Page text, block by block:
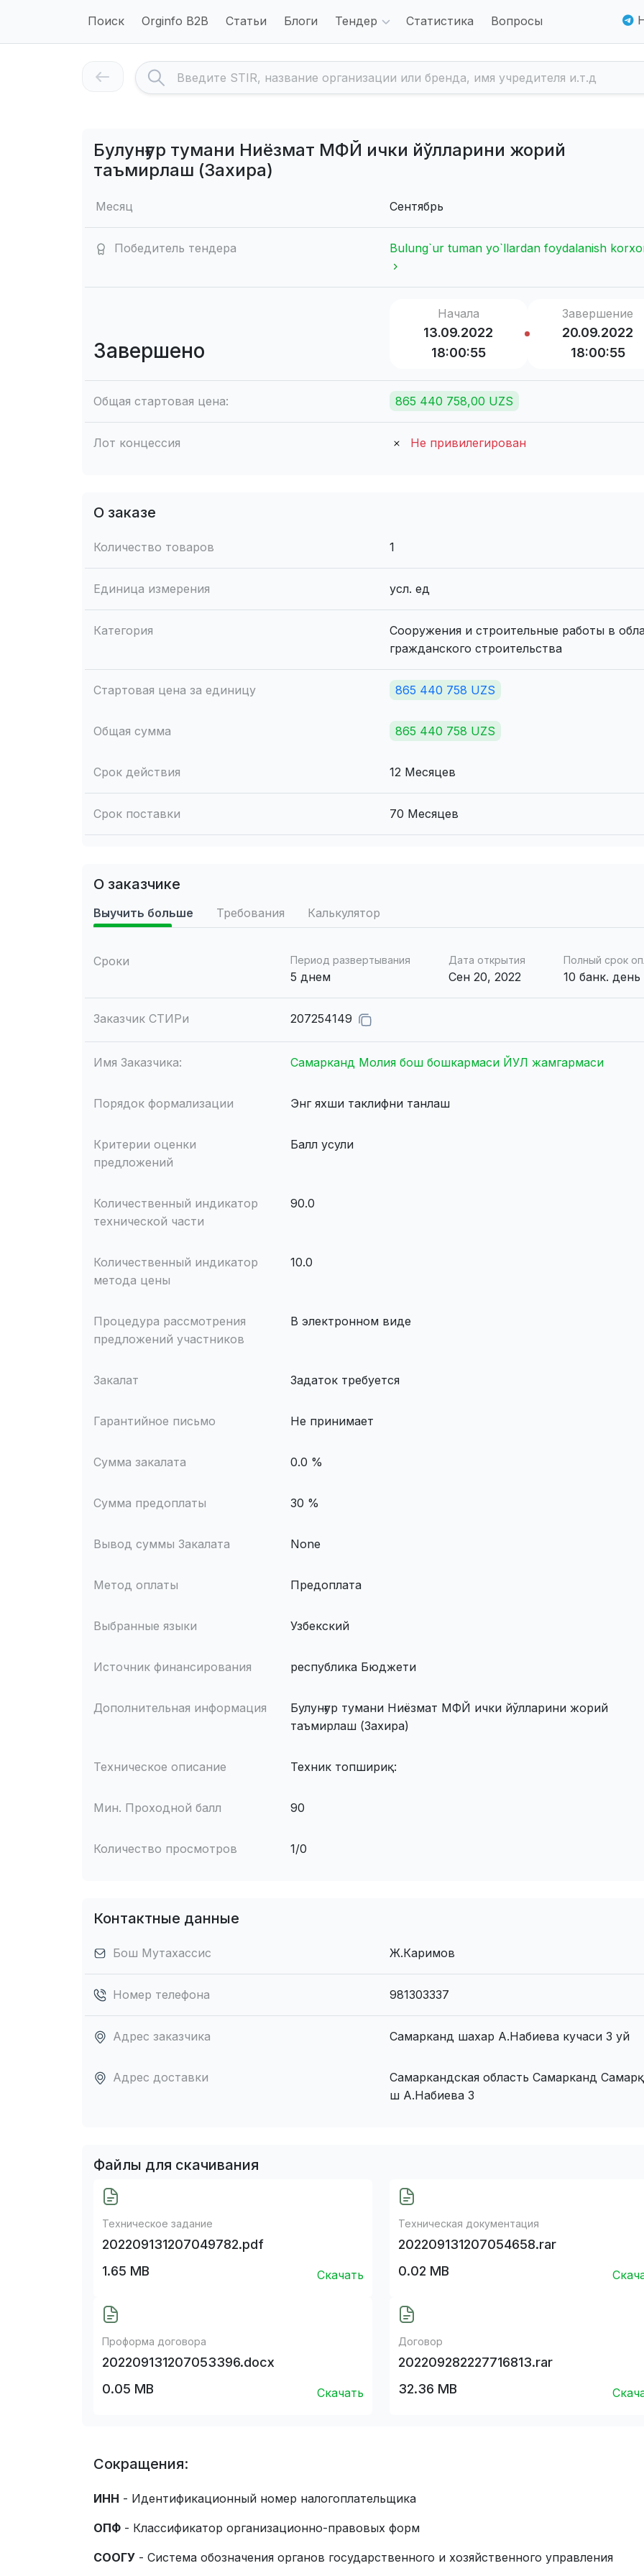
Поиск Orginfo B2B Статьи Блоги Тендер Статистика Вопросы
Булунғур тумани Ниёзмат МФЙ ички йўлларини жорий
таъмирлаш (Захира)
Месяц Сентябрь
Победитель тендера Bulung`ur tuman yo`llardan foydalanish
Завершено
Начала
13.09.2022
18:00:55
Завершение
20.09.2022
18:00:55
Общая стартовая цена: 865 440 758,00 UZS
Лот концессия Не привилегирован
О заказе
Количество товаров 1
Единица измерения усл. ед
Категория
Сооружения и строительные работы в
гражданского строительства
Стартовая цена за единицу 865 440 758 UZS
Общая сумма 865 440 758 UZS
Срок действия 12 Месяцев
Срок поставки 70 Месяцев
О заказчике
Выучить больше Требования Калькулятор
Сроки Период развертывания
5 днем
Дата открытия
Сен 20, 2022
Полный срок
10 банк. день
Заказчик СТИРи 207254149
Имя Заказчика: Самарканд Молия бош бошкармаси ЙУЛ жамгармаси
Порядок формализации Энг яхши таклифни танлаш
Критерии оценки
предложений
Балл усули
Количественный индикатор
технической части
90.0
Количественный индикатор
метода цены
10.0
Процедура рассмотрения
предложений участников
В электронном виде
Закалат Задаток требуется
Гарантийное письмо Не принимает
Сумма закалата 0.0 %
Сумма предоплаты 30 %
Вывод суммы Закалата None
Метод оплаты Предоплата
Выбранные языки Узбекский
Источник финансирования республика Бюджети
Дополнительная информация
Булунғур тумани Ниёзмат МФЙ ички йўлларини жорий
таъмирлаш (Захира)
Техническое описание Техник топшириқ:
Мин. Проходной балл 90
Количество просмотров 1/0
Контактные данные
Бош Мутахассис Ж.Каримов
Номер телефона 981303337
Адрес заказчика Самарканд шахар А.Набиева кучаси 3 уй
Адрес доставки
Самаркандская область Самарканд
ш А.Набиева 3
Файлы для скачивания
Техническое задание
202209131207049782.pdf
1.65 MB
Скачать
Техническая документация
202209131207054658.rar
0.02 MB
Проформа договора
202209131207053396.docx
0.05 MB
Скачать
Договор
202209282227716813.rar
32.36 MB
Сокращения:
ИНН - Идентификационный номер налогоплательщика
ОПФ - Классификатор организационно-правовых форм
СООГУ - Система обозначения органов государственного и хозяйственного управления